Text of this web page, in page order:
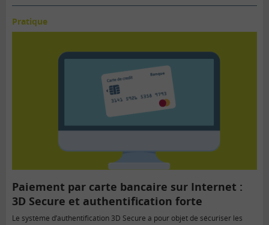
Pratique
Paiement par carte bancaire sur Internet :
3D Secure et authentification forte
Le système d’authentification 3D Secure a pour objet de sécuriser les